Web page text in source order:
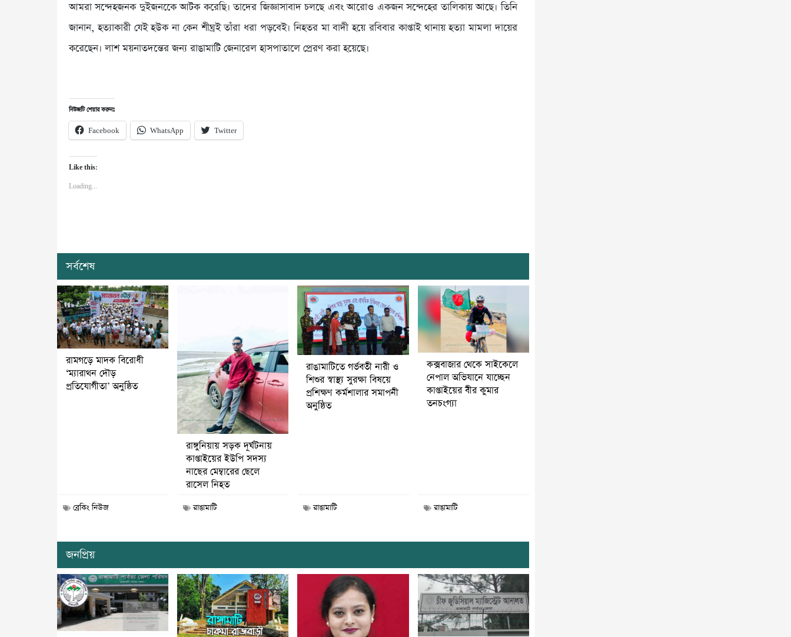
আমরা সন্দেহজনক দুইজনকেে আটক করেছি। তাদের জিজ্ঞাসাবাদ চলছে এবং আরোও একজন সন্দেহের তালিকায় আছে। তিনি
জানান, হত্যাকারী যেই হউক না কেন শীঘ্রই তাঁরা ধরা পড়বেই। নিহতর মা বাদী হয়ে রবিবার কাপ্তাই থানায় হত্যা মামলা দায়ের
করেছেন। লাশ ময়নাতদন্তের জন্য রাঙামাটি জেনারেল হাসপাতালে প্রেরণ করা হয়েছে।
নিউজটি শেয়ার করুনঃ
Facebook WhatsApp Twitter
Like this:
Loading...
সর্বশেষ
রামগড়ে মাদক বিরোধী
‘ম্যারাথন দৌড়
প্রতিযোগীতা’ অনুষ্ঠিত
ব্রেকিং নিউজ
রাঙ্গুনিয়ায় সড়ক দূর্ঘটনায়
কাপ্তাইয়ের ইউপি সদস্য
নাছের মেম্বারের ছেলে
রাসেল নিহত
রাঙামাটি
রাঙামাটিতে গর্ভবতী নারী ও
শিশুর স্বাস্থ্য সুরক্ষা বিষয়ে
প্রশিক্ষণ কর্মশালার সমাপনী
অনুষ্ঠিত
রাঙামাটি
কক্সবাজার থেকে সাইকেলে
নেপাল অভিযানে যাচ্ছেন
কাপ্তাইয়ের বীর কুমার
তনচংগ্যা
রাঙামাটি
জনপ্রিয়